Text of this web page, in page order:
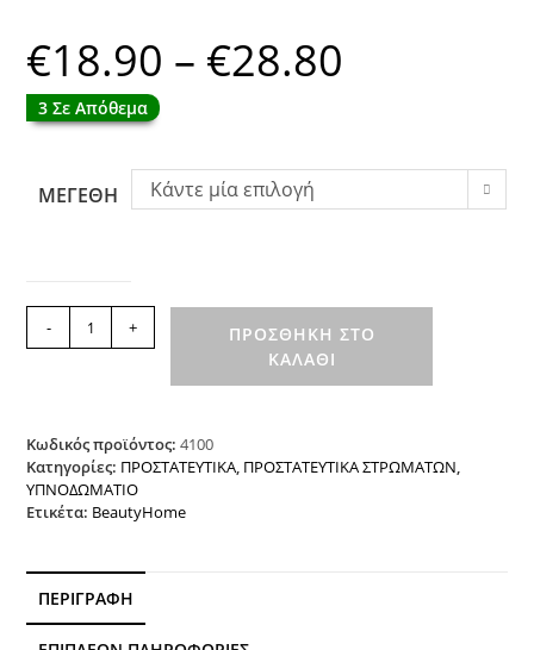
€18.90 – €28.80
3 Σε Απόθεμα
ΜΕΓΕΘΗ Κάντε μία επιλογή
Καπιτονέ
προστατευτικό
Home
ποσότητα
- +
ΠΡΟΣΘΉΚΗ ΣΤΟ
ΚΑΛΆΘΙ
Κωδικός προϊόντος:4100
Κατηγορίες: ΠΡΟΣΤΑΤΕΥΤΙΚΑ, ΠΡΟΣΤΑΤΕΥΤΙΚΑ ΣΤΡΩΜΑΤΩΝ,
ΥΠΝΟΔΩΜΑΤΙΟ
Ετικέτα: BeautyHome
ΠΕΡΙΓΡΑΦΉ